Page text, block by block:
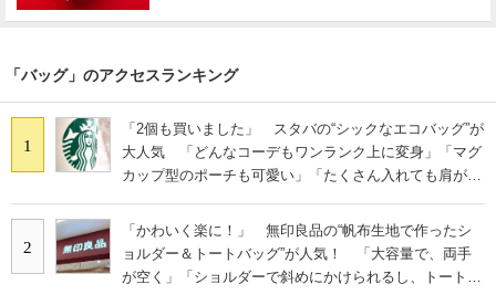
「バッグ」のアクセスランキング
1
「2個も買いました」 スタバの“シックなエコバッグ”が
大人気 「どんなコーデもワンランク上に変身」「マグ
カップ型のポーチも可愛い」「たくさん入れても肩が痛
2
「かわいく楽に！」 無印良品の“帆布生地で作ったシ
ョルダー＆トートバッグ”が人気！ 「大容量で、両手
が空く」「ショルダーで斜めにかけられるし、トートで